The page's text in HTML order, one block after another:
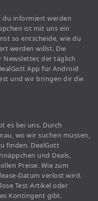
du informiert werden
ist mit uns ein
so entscheide, wie du
werden willst. Die
Newsletter, der täglich
App für Android
und wir bringen dir die
es bei uns. Durch
wo wir suchen müssen,
finden. DealGott
und Deals,
Preise. Wie zum
Datum verlost wird.
Test-Artikel oder
Kontingent gibt.